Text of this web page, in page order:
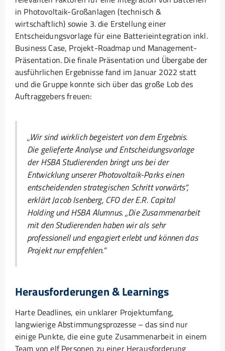
in Photovoltaik-Großanlagen (technisch &
wirtschaftlich) sowie 3. die Erstellung einer
Entscheidungsvorlage für eine Batterieintegration inkl.
Business Case, Projekt-Roadmap und Management-
Präsentation. Die finale Präsentation und Übergabe der
ausführlichen Ergebnisse fand im Januar 2022 statt
und die Gruppe konnte sich über das große Lob des
Auftraggebers freuen:
„Wir sind wirklich begeistert von dem Ergebnis.
Die gelieferte Analyse und Entscheidungsvorlage
der HSBA Studierenden bringt uns bei der
Entwicklung unserer Photovoltaik-Parks einen
entscheidenden strategischen Schritt vorwärts“,
erklärt Jacob Isenberg, CFO der E.R. Capital
Holding und HSBA Alumnus. „Die Zusammenarbeit
mit den Studierenden haben wir als sehr
professionell und engagiert erlebt und können das
Projekt nur empfehlen.“
Herausforderungen & Learnings
Harte Deadlines, ein unklarer Projektumfang,
langwierige Abstimmungsprozesse – das sind nur
einige Punkte, die eine gute Zusammenarbeit in einem
Team von elf Personen zu einer Herausforderung